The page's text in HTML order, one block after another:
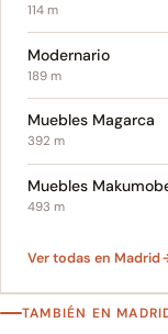
114 m
Modernario
189 m
Muebles Magarca
392 m
Muebles
493 m
Ver todas en Madrid
TAMBIÉN EN